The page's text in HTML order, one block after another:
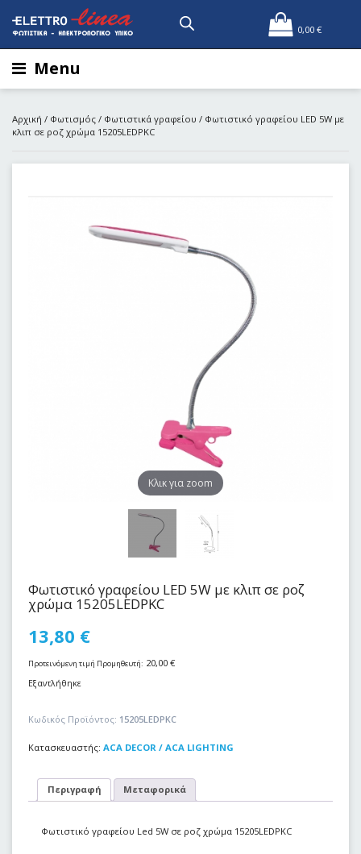
0,00 €
Menu
Αρχική / Φωτισμός / Φωτιστικά γραφείου / Φωτιστικό γραφείου LED 5W με
κλιπ σε ροζ χρώμα 15205LEDPKC
Kλικ για zoom
Φωτιστικό γραφείου LED 5W με κλιπ σε ροζ
χρώμα 15205LEDPKC
13,80 €
Προτεινόμενη τιμή Προμηθευτή: 20,00 €
Εξαντλήθηκε
Κωδικός Προϊόντος: 15205LEDPKC
Κατασκευαστής: ACA DECOR / ACA LIGHTING
Περιγραφή Μεταφορικά
Φωτιστικό γραφείου Led 5W σε ροζ χρώμα 15205LEDPKC